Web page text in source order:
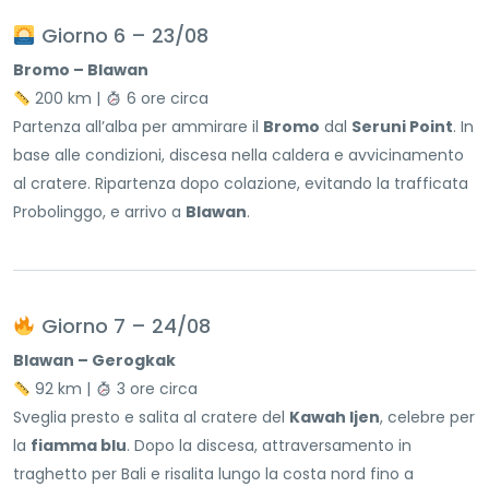
Giorno 6 – 23/08
Bromo – Blawan
200 km |
6 ore circa
Partenza all’alba per ammirare il Bromo dal Seruni Point. In
base alle condizioni, discesa nella caldera e avvicinamento
al cratere. Ripartenza dopo colazione, evitando la trafficata
Probolinggo, e arrivo a Blawan.
Giorno 7 – 24/08
Blawan – Gerogkak
92 km |
3 ore circa
Sveglia presto e salita al cratere del Kawah Ijen, celebre per
la fiamma blu. Dopo la discesa, attraversamento in
traghetto per Bali e risalita lungo la costa nord fino a